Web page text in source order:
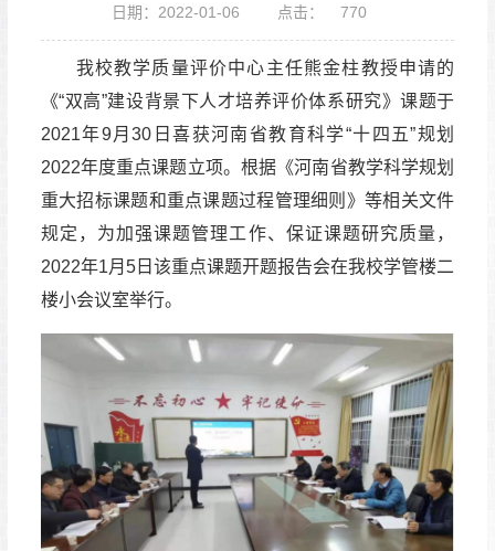
日期：2022-01-06 点击： 770
我校教学质量评价中心主任熊金柱教授申请的
《“双高”建设背景下人才培养评价体系研究》课题于
2021年9月30日喜获河南省教育科学“十四五”规划
2022年度重点课题立项。根据《河南省教学科学规划
重大招标课题和重点课题过程管理细则》等相关文件
规定，为加强课题管理工作、保证课题研究质量，
2022年1月5日该重点课题开题报告会在我校学管楼二
楼小会议室举行。